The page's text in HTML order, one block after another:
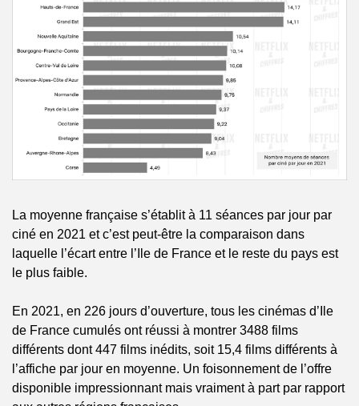
La moyenne française s’établit à 11 séances par jour par
ciné en 2021 et c’est peut-être la comparaison dans
laquelle l’écart entre l’Ile de France et le reste du pays est
le plus faible.
En 2021, en 226 jours d’ouverture, tous les cinémas d’Ile
de France cumulés ont réussi à montrer 3488 films
différents dont 447 films inédits, soit 15,4 films différents à
l’affiche par jour en moyenne. Un foisonnement de l’offre
disponible impressionnant mais vraiment à part par rapport